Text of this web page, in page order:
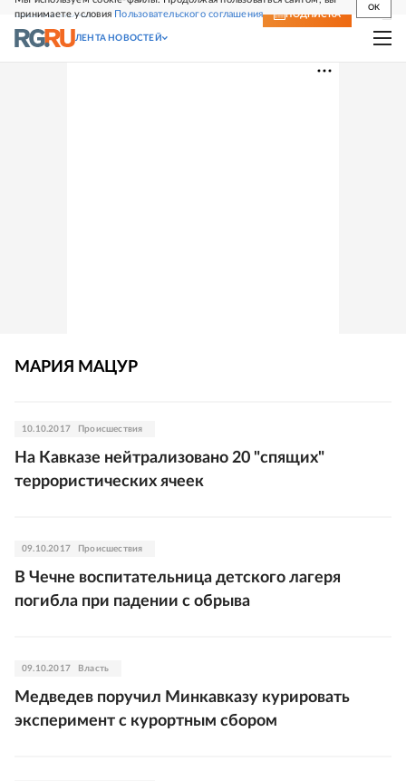
принимаете условия Пользовательского соглашения
OK
СВЕЖИЙ НОМЕР ПОДПИСКА
ЛЕНТА НОВОСТЕЙ
МАРИЯ МАЦУР
10.10.2017 Происшествия
На Кавказе нейтрализовано 20 "спящих"
террористических ячеек
09.10.2017 Происшествия
В Чечне воспитательница детского лагеря
погибла при падении с обрыва
09.10.2017 Власть
Медведев поручил Минкавказу курировать
эксперимент с курортным сбором